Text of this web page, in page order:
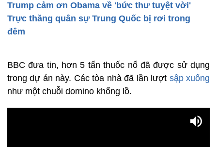
Trump cảm ơn Obama về 'bức thư tuyệt vời'
Trực thăng quân sự Trung Quốc bị rơi trong
đêm
BBC đưa tin, hơn 5 tấn thuốc nổ đã được sử dụng
trong dự án này. Các tòa nhà đã lần lượt sập xuống
như một chuỗi domino khổng lồ.